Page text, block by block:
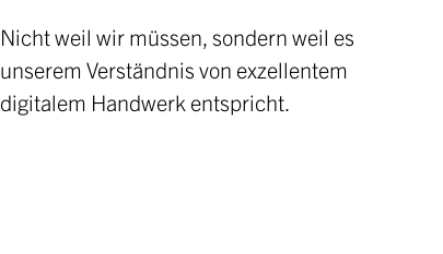
Nicht weil wir müssen, sondern weil es
unserem Verständnis von exzellentem
digitalem Handwerk entspricht.